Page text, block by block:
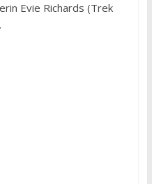
Evie Richards (Trek